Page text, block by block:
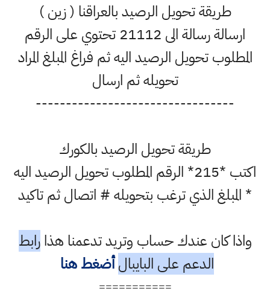
طريقة تحويل الرصيد بالعراقنا ( زين )
ارسالة رسالة الى 21112 تحتوي على الرقم
المطلوب تحويل الرصيد اليه ثم فراغ المبلغ المراد
تحويله ثم ارسال
---------------------------------
طريقة تحويل الرصيد بالكورك
اكتب *215* الرقم المطلوب تحويل الرصيد اليه
* المبلغ الذي ترغب بتحويله # اتصال ثم تاكيد
واذا كان عندك حساب وتريد تدعمنا هذارابط
الدعم على البايبال أضغط هنا
===========